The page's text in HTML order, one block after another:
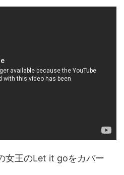
女王のLet it goをカバー